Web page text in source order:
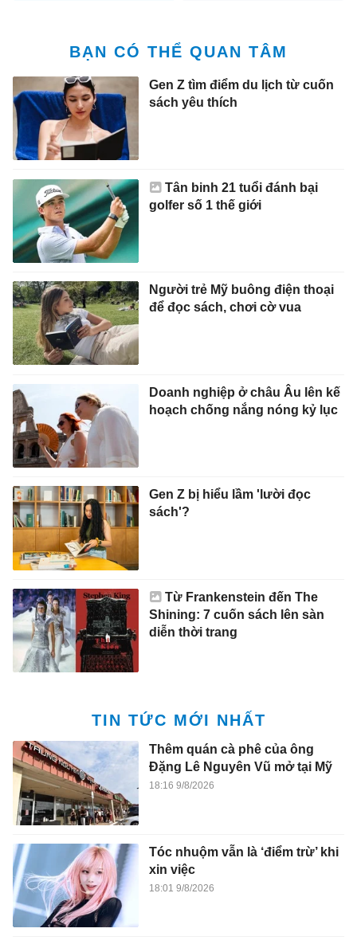
BẠN CÓ THỂ QUAN TÂM
Gen Z tìm điểm du lịch từ cuốn
sách yêu thích
Tân binh 21 tuổi đánh bại
golfer số 1 thế giới
Người trẻ Mỹ buông điện thoại
để đọc sách, chơi cờ vua
Doanh nghiệp ở châu Âu lên kế
hoạch chống nắng nóng kỷ lục
Gen Z bị hiểu lầm 'lười đọc
sách'?
Từ Frankenstein đến The
Shining: 7 cuốn sách lên sàn
diễn thời trang
TIN TỨC MỚI NHẤT
Thêm quán cà phê của ông
Đặng Lê Nguyên Vũ mở tại Mỹ
18:16 9/8/2026
Tóc nhuộm vẫn là ‘điểm trừ’ khi
xin việc
18:01 9/8/2026